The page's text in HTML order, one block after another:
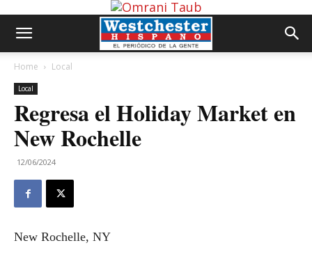
Home Local
Local
Regresa el Holiday Market en
New Rochelle
12/06/2024
New Rochelle, NY